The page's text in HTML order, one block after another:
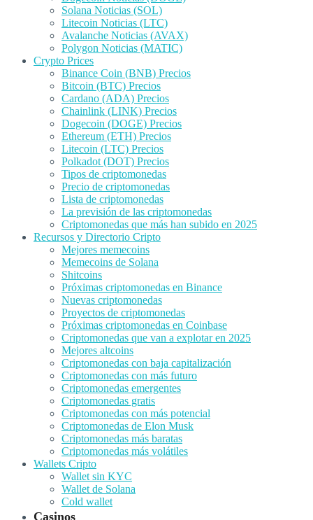
Solana Noticias (SOL)
Litecoin Noticias (LTC)
Avalanche Noticias (AVAX)
Polygon Noticias (MATIC)
Crypto Prices
Binance Coin (BNB) Precios
Bitcoin (BTC) Precios
Cardano (ADA) Precios
Chainlink (LINK) Precios
Dogecoin (DOGE) Precios
Ethereum (ETH) Precios
Litecoin (LTC) Precios
Polkadot (DOT) Precios
Tipos de criptomonedas
Precio de criptomonedas
Lista de criptomonedas
La previsión de las criptomonedas
Criptomonedas que más han subido en 2025
Recursos y Directorio Cripto
Mejores memecoins
Memecoins de Solana
Shitcoins
Próximas criptomonedas en Binance
Nuevas criptomonedas
Proyectos de criptomonedas
Próximas criptomonedas en Coinbase
Criptomonedas que van a explotar en 2025
Mejores altcoins
Criptomonedas con baja capitalización
Criptomonedas con más futuro
Criptomonedas emergentes
Criptomonedas gratis
Criptomonedas con más potencial
Criptomonedas de Elon Musk
Criptomonedas más baratas
Criptomonedas más volátiles
Wallets Cripto
Wallet sin KYC
Wallet de Solana
Cold wallet
Casinos